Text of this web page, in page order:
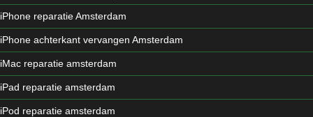
iPhone reparatie Amsterdam
iPhone achterkant vervangen Amsterdam
iMac reparatie amsterdam
iPad reparatie amsterdam
iPod reparatie amsterdam